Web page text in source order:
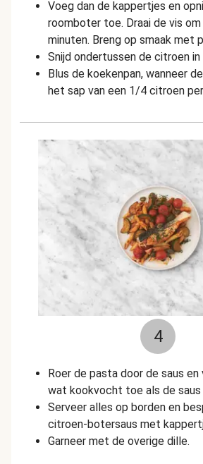
Voeg dan de kappertjes en
roomboter toe. Draai de vis om
minuten. Breng op smaak met
Snijd ondertussen de citroen in
Blus de koekenpan, wanneer
het sap van een 1/4 citroen
4
Roer de pasta door de saus
wat kookvocht toe als de saus
Serveer alles op borden en
citroen-botersaus met
Garneer met de overige dille.